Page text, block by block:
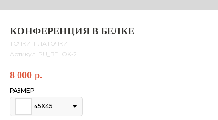
КОНФЕРЕНЦИЯ В БЕЛКЕ
ТОЧКИ_ПЛАТОЧКИ
Артикул: PU_BELOK-2
8 000 р.
РАЗМЕР
45Х45